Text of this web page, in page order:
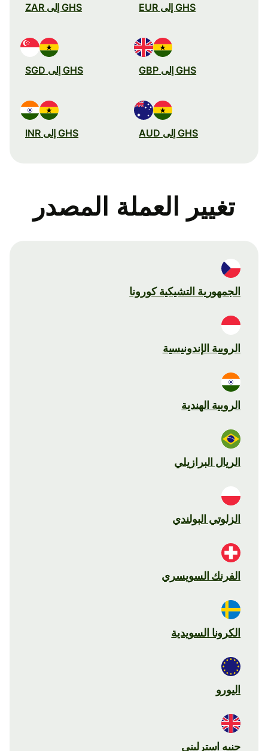
GHS إلى EUR GHS إلى ZAR
GHS إلى GBP GHS إلى SGD
GHS إلى AUD GHS إلى INR
تغيير العملة المصدر
الجمهورية التشيكية كورونا
الروبية الإندونيسية
الروبية الهندية
الريال البرازيلي
الزلوتي البولندي
الفرنك السويسري
الكرونا السويدية
اليورو
جنيه استرليني